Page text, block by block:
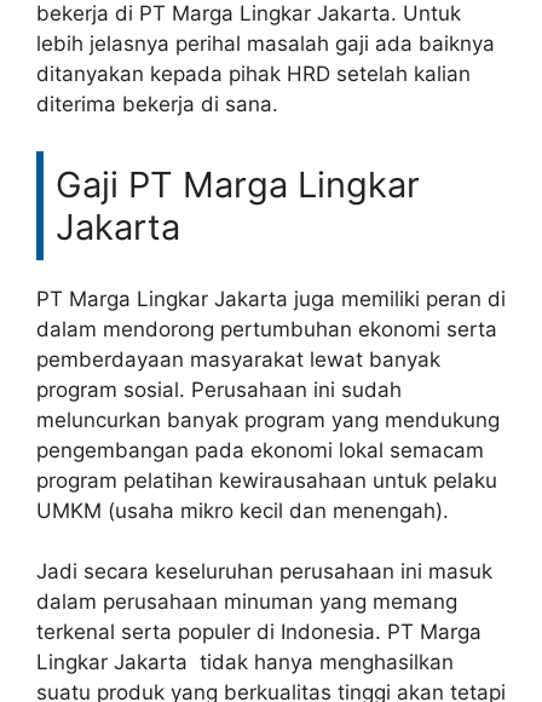
bekerja di PT Marga Lingkar Jakarta. Untuk
lebih jelasnya perihal masalah gaji ada baiknya
ditanyakan kepada pihak HRD setelah kalian
diterima bekerja di sana.
Gaji PT Marga Lingkar
Jakarta
PT Marga Lingkar Jakarta juga memiliki peran di
dalam mendorong pertumbuhan ekonomi serta
pemberdayaan masyarakat lewat banyak
program sosial. Perusahaan ini sudah
meluncurkan banyak program yang mendukung
pengembangan pada ekonomi lokal semacam
program pelatihan kewirausahaan untuk pelaku
UMKM (usaha mikro kecil dan menengah).
Jadi secara keseluruhan perusahaan ini masuk
dalam perusahaan minuman yang memang
terkenal serta populer di Indonesia. PT Marga
Lingkar Jakarta tidak hanya menghasilkan
suatu produk yang berkualitas tinggi akan tetapi